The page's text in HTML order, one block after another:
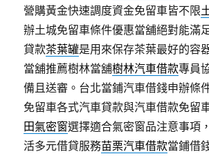
營購黃金快速調度資金免留車皆不限
辦土城免留車條件優惠當舖絕對能滿
貸款茶葉罐是用來保存茶葉最好的容
當舖推薦樹林當舖樹林汽車借款專員
備且送審。台北當鋪汽車借錢申辦條
免留車各式汽車貸款與汽車借款免留
田氣密窗選擇適合氣密窗品注意事項
活多元借貸服務苗栗汽車借款當鋪借